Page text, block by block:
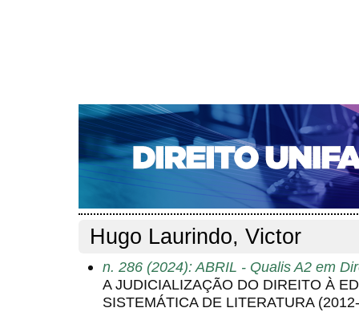
CAPA SOBRE ACESSO CADASTRO
NOTÍCIAS
EDIÇÕES DE Nº 1 A 100 WEBMAIL
Capa>Pesquisa> Perfil do autor
Perfil do autor
Hugo Laurindo, Victor
n. 286 (2024): ABRIL - Qualis A2 em
A JUDICIALIZAÇÃO DO DIREITO À
SISTEMÁTICA DE LITERATURA